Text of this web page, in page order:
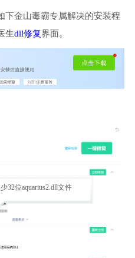
下金山毒霸专属解决的安装程
生dll修复界面。
32位aquarius2.dll文件